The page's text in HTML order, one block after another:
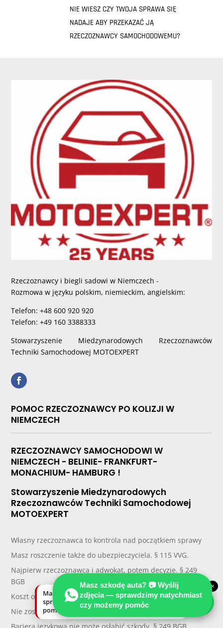
NIE WIESZ CZY TWOJA SPRAWA SIĘ
NADAJE ABY PRZEKAZAĆ JĄ
RZECZOZNAWCY SAMOCHODOWEMU?
Rzeczoznawcy i biegli sadowi w Niemczech -
Rozmowa w języku polskim, niemieckim, angielskim:
Telefon: +48 600 920 920
Telefon: +49 160 3388333
Stowarzyszenie Miedzynarodowych Rzeczoznawców
Techniki Samochodowej MOTOEXPERT
POMOC RZECZOZNAWCY PO KOLIZJI W
NIEMCZECH
RZECZOZNAWCY SAMOCHODOWI W
NIEMCZECH - BELINIE- FRANKFURT-
MONACHIUM- HAMBURG !
Stowarzyszenie Miedzynarodowych
Rzeczoznawców Techniki Samochodowej
MOTOEXPERT
Własny rzeczoznawca to kontrola nad początkiem sprawy
Masz roszczenie także do ubezpieczyciela. § 115 VVG.
Najpierw rzeczoznawca i adwokat, potem decyzje. § 249
BGB
Koszt opinii to inwestycja w fakty techniczne
Nie zostań sam z kosztorysem ubezpieczyciela
Masz szkodę auta? 📷 Wyślij
zdjęcia — sprawdzimy natychmiast
czy możemy pomóc
×
Masz szkodę auta? Wyślij zdjęcia —
sprawdzimy natychmiast, czy możemy
pomóc.